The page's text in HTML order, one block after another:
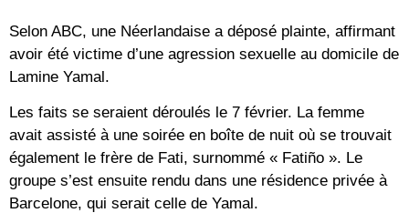
Selon ABC, une Néerlandaise a déposé plainte, affirmant
avoir été victime d’une agression sexuelle au domicile de
Lamine Yamal.
Les faits se seraient déroulés le 7 février. La femme
avait assisté à une soirée en boîte de nuit où se trouvait
également le frère de Fati, surnommé « Fatiño ». Le
groupe s’est ensuite rendu dans une résidence privée à
Barcelone, qui serait celle de Yamal.